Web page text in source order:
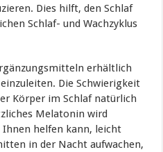
Dies hilft, den Schlaf
Schlaf- und Wachzyklus
erhältlich
Die Schwierigkeit
Körper im Schlaf natürlich
Melatonin wird
Ihnen helfen kann, leicht
in der Nacht aufwachen,